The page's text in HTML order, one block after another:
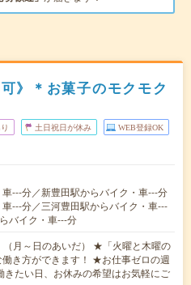
》＊お菓子のモクモク
土日祝日が休み WEB登録OK
---分／新豊田駅からバイク・車---分
---分／三河豊田駅からバイク・車---
バイク・車---分
（月～日のあいだ） ★「火曜と木曜の
き方ができます！ ★お仕事ゼロの週
きたい日、お休みの希望はお気軽にご